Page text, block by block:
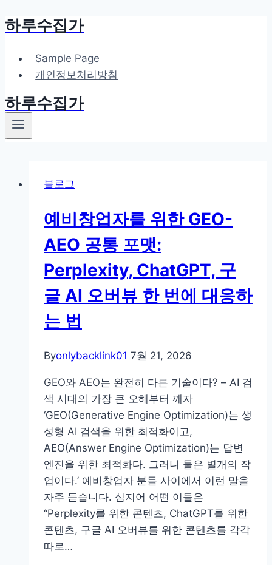
Skip
content
하루수집가
Sample Page
개인정보처리방침
하루수집가
블로그
예비창업자를 위한 GEO-
AEO 공통 포맷:
Perplexity, ChatGPT, 구
글 AI 오버뷰 한 번에 대응하
는 법
Byonlybacklink01 7월 21, 2026
GEO와 AEO는 완전히 다른 기술이다? – AI 검
색 시대의 가장 큰 오해부터 깨자
‘GEO(Generative Engine Optimization)는 생
성형 AI 검색을 위한 최적화이고,
AEO(Answer Engine Optimization)는 답변
엔진을 위한 최적화다. 그러니 둘은 별개의 작
업이다.’ 예비창업자 분들 사이에서 이런 말을
자주 듣습니다. 심지어 어떤 이들은
“Perplexity를 위한 콘텐츠, ChatGPT를 위한
콘텐츠, 구글 AI 오버뷰를 위한 콘텐츠를 각각
따로…